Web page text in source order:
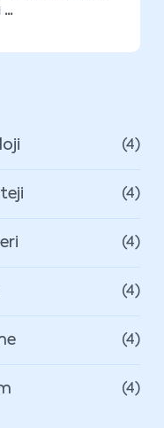
(4)
(4)
(4)
(4)
(4)
(4)